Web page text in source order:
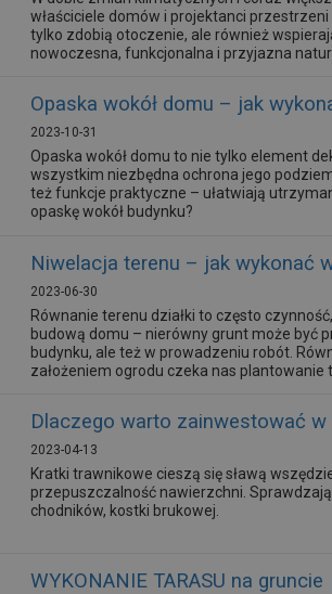
właściciele domów i projektanci
tylko zdobią otoczenie, ale również
nowoczesna, funkcjonalna i przyjazna
Opaska wokół domu – jak
2023-10-31
Opaska wokół domu to nie tylko element
wszystkim niezbędna ochrona jego
też funkcje praktyczne – ułatwiają
opaskę wokół budynku?
Niwelacja terenu – jak wykonać
2023-06-30
Równanie terenu działki to często
budową domu – nierówny grunt może być
budynku, ale też w prowadzeniu robót.
założeniem ogrodu czeka nas plantowanie
Dlaczego warto zainwestować
2023-04-13
Kratki trawnikowe cieszą się sławą
przepuszczalność nawierzchni.
chodników, kostki brukowej.
WYKONANIE TARASU na gruncie